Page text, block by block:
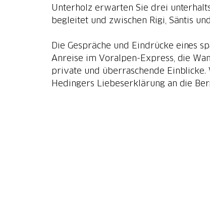
Unterholz erwarten Sie drei
begleitet und zwischen Rigi, Säntis
Die Gespräche und Eindrücke eines
Anreise im Voralpen-Express, die
private und überraschende Einblicke.
Hedingers Liebeserklärung an die